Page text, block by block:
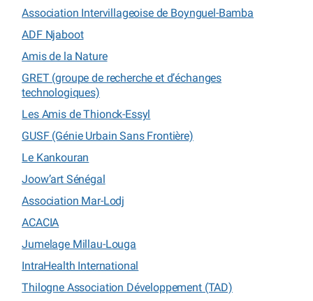
Association Intervillageoise de Boynguel-Bamba
ADF Njaboot
Amis de la Nature
GRET (groupe de recherche et d’échanges
technologiques)
Les Amis de Thionck-Essyl
GUSF (Génie Urbain Sans Frontière)
Le Kankouran
Joow’art Sénégal
Association Mar-Lodj
ACACIA
Jumelage Millau-Louga
IntraHealth International
Thilogne Association Développement (TAD)